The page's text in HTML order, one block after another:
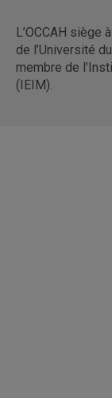
L’OCCAH siège
de l’Université
membre de
(IEIM).